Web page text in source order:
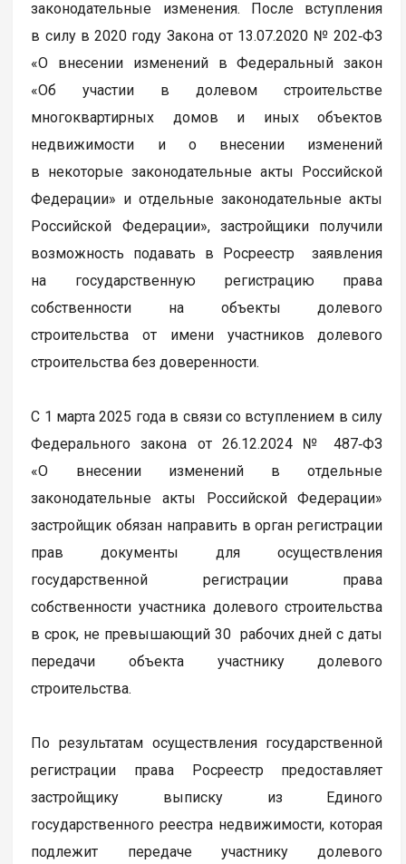
законодательные изменения. После вступления
в силу в 2020 году Закона от 13.07.2020 № 202‑ФЗ
«О внесении изменений в Федеральный закон
«Об участии в долевом строительстве
многоквартирных домов и иных объектов
недвижимости и о внесении изменений
в некоторые законодательные акты Российской
Федерации» и отдельные законодательные акты
Российской Федерации», застройщики получили
возможность подавать в Росреестр заявления
на государственную регистрацию права
собственности на объекты долевого
строительства от имени участников долевого
строительства без доверенности.
С 1 марта 2025 года в связи со вступлением в силу
Федерального закона от 26.12.2024 № 487‑ФЗ
«О внесении изменений в отдельные
законодательные акты Российской Федерации»
застройщик обязан направить в орган регистрации
прав документы для осуществления
государственной регистрации права
собственности участника долевого строительства
в срок, не превышающий 30 рабочих дней с даты
передачи объекта участнику долевого
строительства.
По результатам осуществления государственной
регистрации права Росреестр предоставляет
застройщику выписку из Единого
государственного реестра недвижимости, которая
подлежит передаче участнику долевого